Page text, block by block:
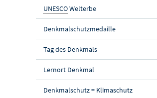
UNESCOWelterbe
Denkmalschutzmedaille
Tag des Denkmals
Lernort Denkmal
Denkmalschutz = Klimaschutz